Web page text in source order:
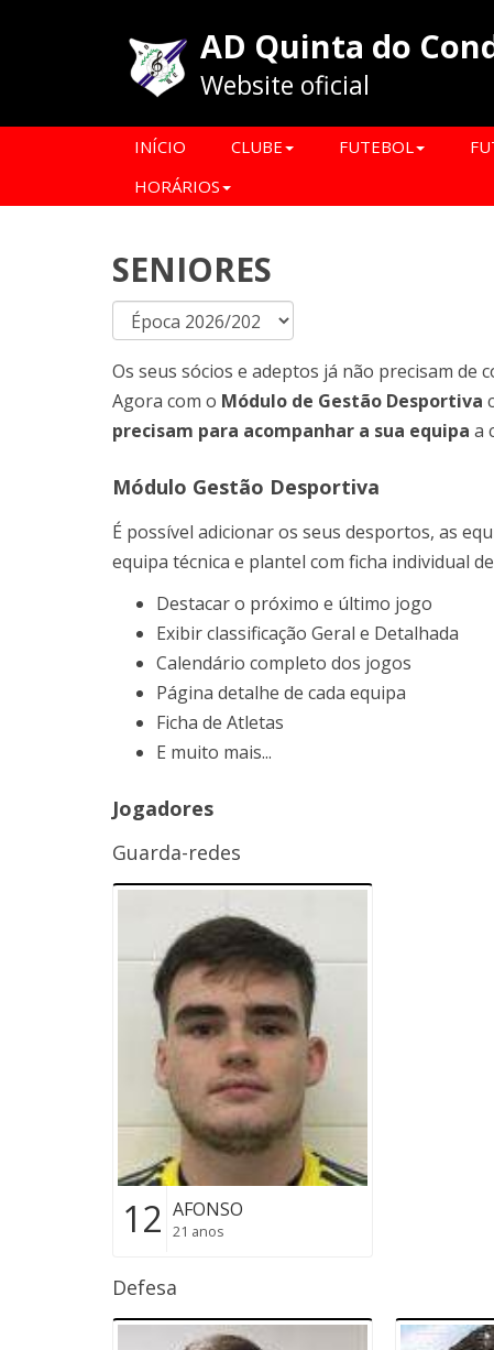
AD Quinta do
Website oficial
INÍCIO CLUBE FUTEBOL
HORÁRIOS
SENIORES
Os seus sócios e adeptos já não precisam
Agora com o Módulo de Gestão Desportiva
precisam para acompanhar a sua equipa a
Módulo Gestão Desportiva
É possível adicionar os seus desportos, as
equipa técnica e plantel com ficha individual
Destacar o próximo e último jogo
Exibir classificação Geral e Detalhada
Calendário completo dos jogos
Página detalhe de cada equipa
Ficha de Atletas
E muito mais...
Jogadores
Guarda-redes
12 AFONSO
21 anos
Defesa